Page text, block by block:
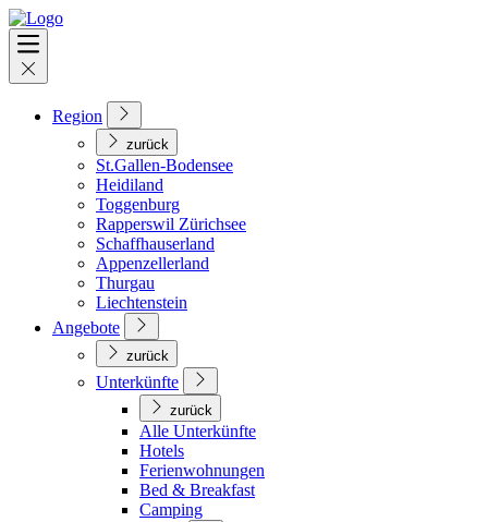
Region
zurück
St.Gallen-Bodensee
Heidiland
Toggenburg
Rapperswil Zürichsee
Schaffhauserland
Appenzellerland
Thurgau
Liechtenstein
Angebote
zurück
Unterkünfte
zurück
Alle Unterkünfte
Hotels
Ferienwohnungen
Bed & Breakfast
Camping